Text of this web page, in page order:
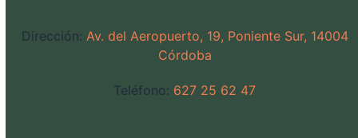
Dirección: Av. del Aeropuerto, 19, Poniente Sur, 14004
Córdoba
Teléfono: 627 25 62 47